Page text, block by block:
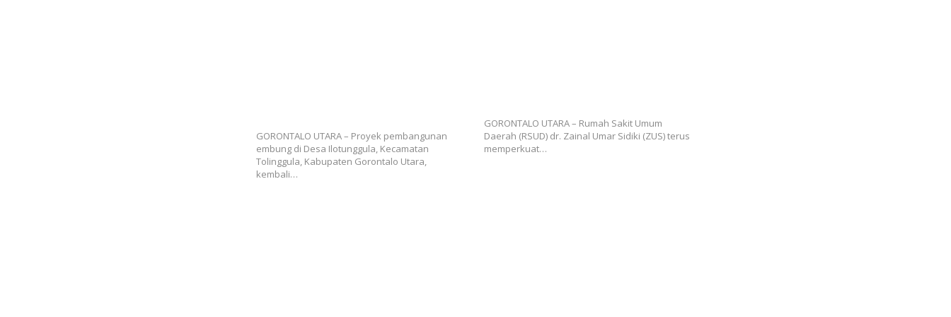
GORONTALO UTARA – Proyek pembangunan
embung di Desa Ilotunggula, Kecamatan
Tolinggula, Kabupaten Gorontalo Utara,
kembali…
GORONTALO UTARA – Rumah Sakit Umum
Daerah (RSUD) dr. Zainal Umar Sidiki (ZUS) terus
memperkuat…